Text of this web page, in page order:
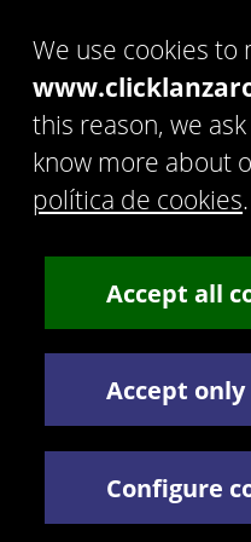
Tel:+34 928 30 38 77/
Términos y Condiciones
Política de privacidad
We use cookies
this reason, we
know more about
política de cookies.
Accept all
Accept
Configure